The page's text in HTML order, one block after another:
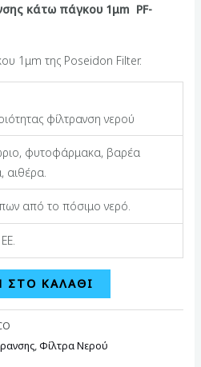
κάτω πάγκου 1μm PF-
1μm της Poseidon Filter.
φίλτρανση νερού
φυτοφάρμακα, βαρέα
αιθέρα.
από το πόσιμο νερό.
ΣΤΟ ΚΑΛΆΘΙ
,Φίλτρα Νερού